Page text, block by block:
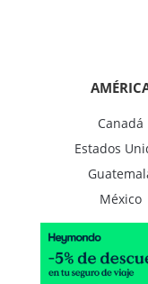
Canadá
Estados
México